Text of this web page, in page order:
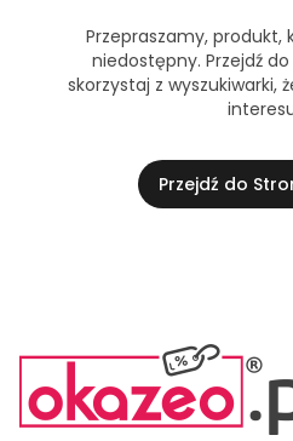
Przepraszamy, produkt,
niedostępny. Przejdź
skorzystaj z wyszukiwarki,
Przejdź do